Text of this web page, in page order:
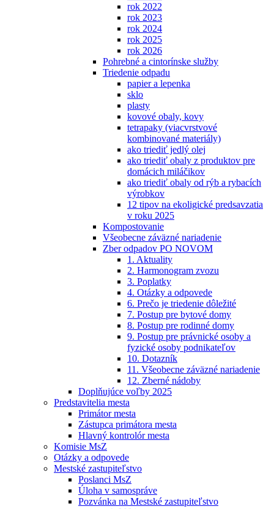
rok 2022
rok 2023
rok 2024
rok 2025
rok 2026
Pohrebné a cintorínske služby
Triedenie odpadu
papier a lepenka
sklo
plasty
kovové obaly, kovy
tetrapaky (viacvrstvové
kombinované materiály)
ako triediť jedlý olej
ako triediť obaly z produktov pre
domácich miláčikov
ako triediť obaly od rýb a rybacích
výrobkov
12 tipov na ekoligické predsavzatia
v roku 2025
Kompostovanie
Všeobecne záväzné nariadenie
Zber odpadov PO NOVOM
1. Aktuality
2. Harmonogram zvozu
3. Poplatky
4. Otázky a odpovede
6. Prečo je triedenie dôležité
7. Postup pre bytové domy
8. Postup pre rodinné domy
9. Postup pre právnické osoby a
fyzické osoby podnikateľov
10. Dotazník
11. Všeobecne záväzné nariadenie
12. Zberné nádoby
Doplňujúce voľby 2025
Predstavitelia mesta
Primátor mesta
Zástupca primátora mesta
Hlavný kontrolór mesta
Komisie MsZ
Otázky a odpovede
Mestské zastupiteľstvo
Poslanci MsZ
Úloha v samospráve
Pozvánka na Mestské zastupiteľstvo